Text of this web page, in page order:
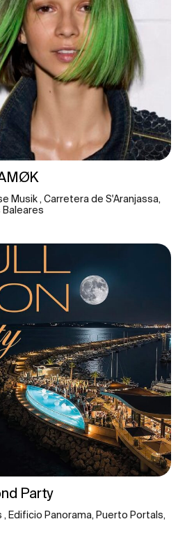
Musik , Carretera de S'Aranjassa,
Baleares
Party
Edificio Panorama, Puerto Portals,